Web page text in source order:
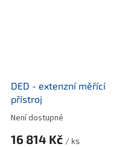
DED - extenzní měřící
přístroj
Není dostupné
16 814 Kč / ks